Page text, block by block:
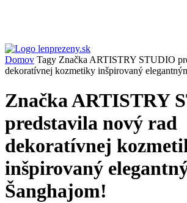
Domov Tagy Značka ARTISTRY STUDIO
dekoratívnej kozmetiky inšpirovaný
Značka ARTISTRY
predstavila nový rad
dekoratívnej
inšpirovaný
Šanghajom!